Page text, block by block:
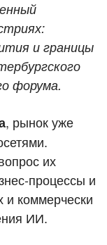
и границы
форума.
, рынок уже
их
процессы и
и коммерчески
ИИ.